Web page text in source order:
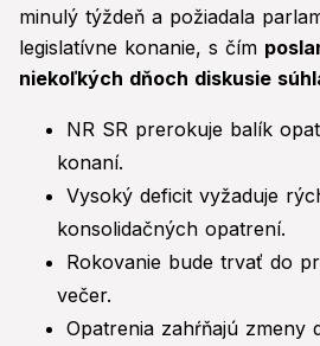
minulý týždeň a požiadala
legislatívne konanie, s čím
niekoľkých dňoch diskusie
NR SR prerokuje balík
konaní.
Vysoký deficit vyžaduje
konsolidačných opatrení.
Rokovanie bude trvať do
večer.
Opatrenia zahŕňajú zmeny